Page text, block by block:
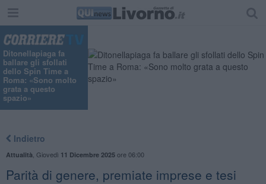
Ditonellapiaga fa
ballare gli sfollati
dello Spin Time a
Roma: «Sono molto
grata a questo
spazio»
Indietro
Attualità Giovedì 11 Dicembre 2025ore 06:00
Parità di genere, premiate imprese e tesi